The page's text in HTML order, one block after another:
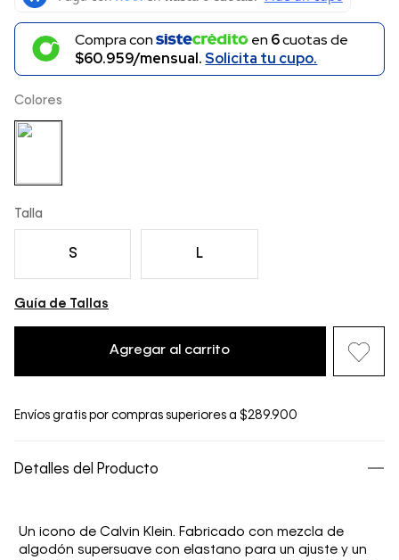
Compra con en 6cuotas de
$60.959/mensual.Solicita tu cupo.
Colores
Talla
S L
Guía de Tallas
Agregar al carrito
Envíos gratis por compras superiores a $289.900
Detalles del Producto
Un icono de Calvin Klein. Fabricado con mezcla de
algodón supersuave con elastano para un ajuste y un